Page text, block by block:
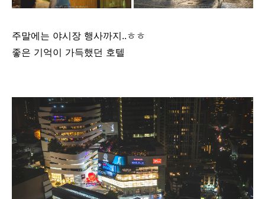
주말에는 야시장 행사까지..ㅎㅎ
좋은 기억이 가득했던 호텔